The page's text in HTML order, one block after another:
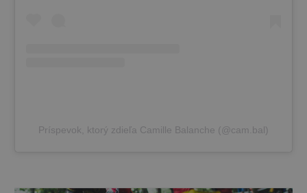
Príspevok, ktorý zdieľa Camille Balanche (@cam.bal)